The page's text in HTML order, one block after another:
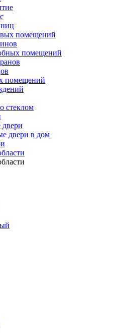
помещений
помещений
помещений
стеклом
двери в дом